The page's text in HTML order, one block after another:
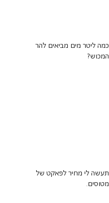
כמה ליטר מים מביאים להר
המכוש?
תעשה לי מחיר לפאקט של
מטוסים.